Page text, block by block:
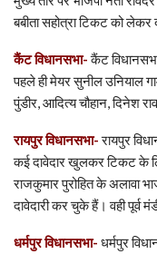
बबीता सहोत्रा टिकट को लेकर
कैंट विधानसभा-कैंट
पहले ही मेयर सुनील उनियाल
पुंडीर, आदित्य चौहान, दिनेश
रायपुर विधानसभा- रायपुर
कई दावेदार खुलकर टिकट के
राजकुमार पुरोहित के अलावा
दावेदारी कर चुके हैं। वही पूर्व
धर्मपुर विधानसभा- धर्मपुर